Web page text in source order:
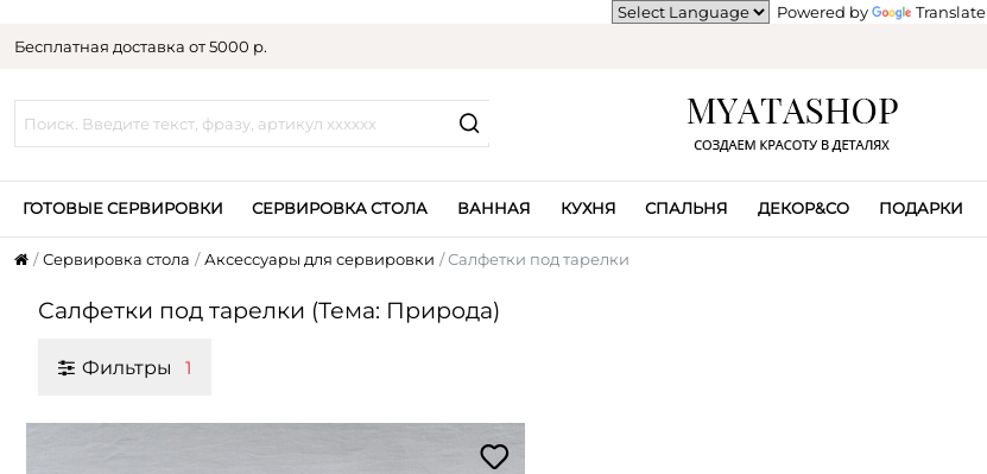
Powered by
Translate
Бесплатная доставка от 5000 р.
ГОТОВЫЕ СЕРВИРОВКИ СЕРВИРОВКА СТОЛА ВАННАЯ КУХНЯ СПАЛЬНЯ ДЕКОР&CO ПОДАРКИ
Сервировка стола Аксессуары для сервировки Салфетки под тарелки
Салфетки под тарелки (Тема: Природа)
Фильтры 1